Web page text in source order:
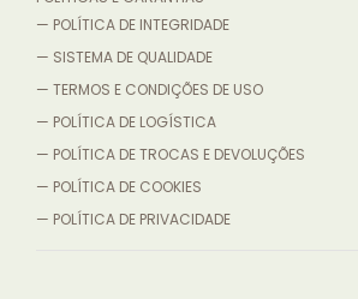
— POLÍTICA DE INTEGRIDADE
— SISTEMA DE QUALIDADE
— TERMOS E CONDIÇÕES DE USO
— POLÍTICA DE LOGÍSTICA
— POLÍTICA DE TROCAS E DEVOLUÇÕES
— POLÍTICA DE COOKIES
— POLÍTICA DE PRIVACIDADE